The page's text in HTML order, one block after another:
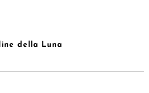
della Luna